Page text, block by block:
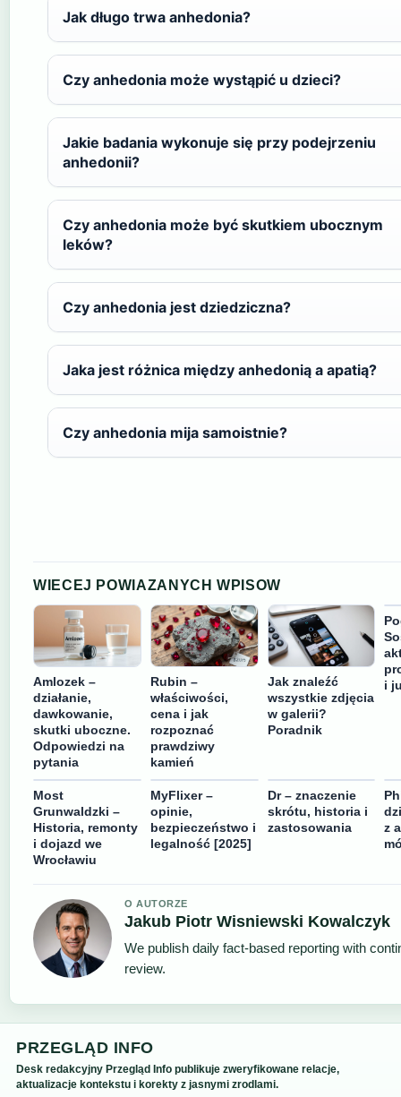
Jak długo trwa anhedonia?
Czy anhedonia może wystąpić u dzieci?
Jakie badania wykonuje się przy podejrzeniu
anhedonii?
Czy anhedonia może być skutkiem ubocznym
leków?
Czy anhedonia jest dziedziczna?
Jaka jest różnica między anhedonią a apatią?
Czy anhedonia mija samoistnie?
WIECEJ POWIAZANYCH WPISOW
Amlozek –
działanie,
dawkowanie,
skutki uboczne.
Odpowiedzi na
pytania
Rubin –
właściwości,
cena i jak
rozpoznać
prawdziwy
kamień
Jak znaleźć
wszystkie zdjęcia
w galerii?
Poradnik
i
Most
Grunwaldzki –
Historia, remonty
i dojazd we
Wrocławiu
MyFlixer –
opinie,
bezpieczeństwo i
legalność [2025]
Dr – znaczenie
skrótu, historia i
zastosowania
z
O AUTORZE
Jakub Piotr Wisniewski Kowalczyk
We publish daily fact-based reporting with
review.
PRZEGLĄD INFO
Desk redakcyjny Przegląd Info publikuje zweryfikowane relacje,
aktualizacje kontekstu i korekty z jasnymi zrodlami.